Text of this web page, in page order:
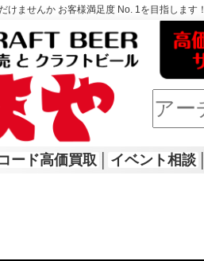
ませんか お客様満足度 No. 1を目指します！
ード高価買取 イベント相談